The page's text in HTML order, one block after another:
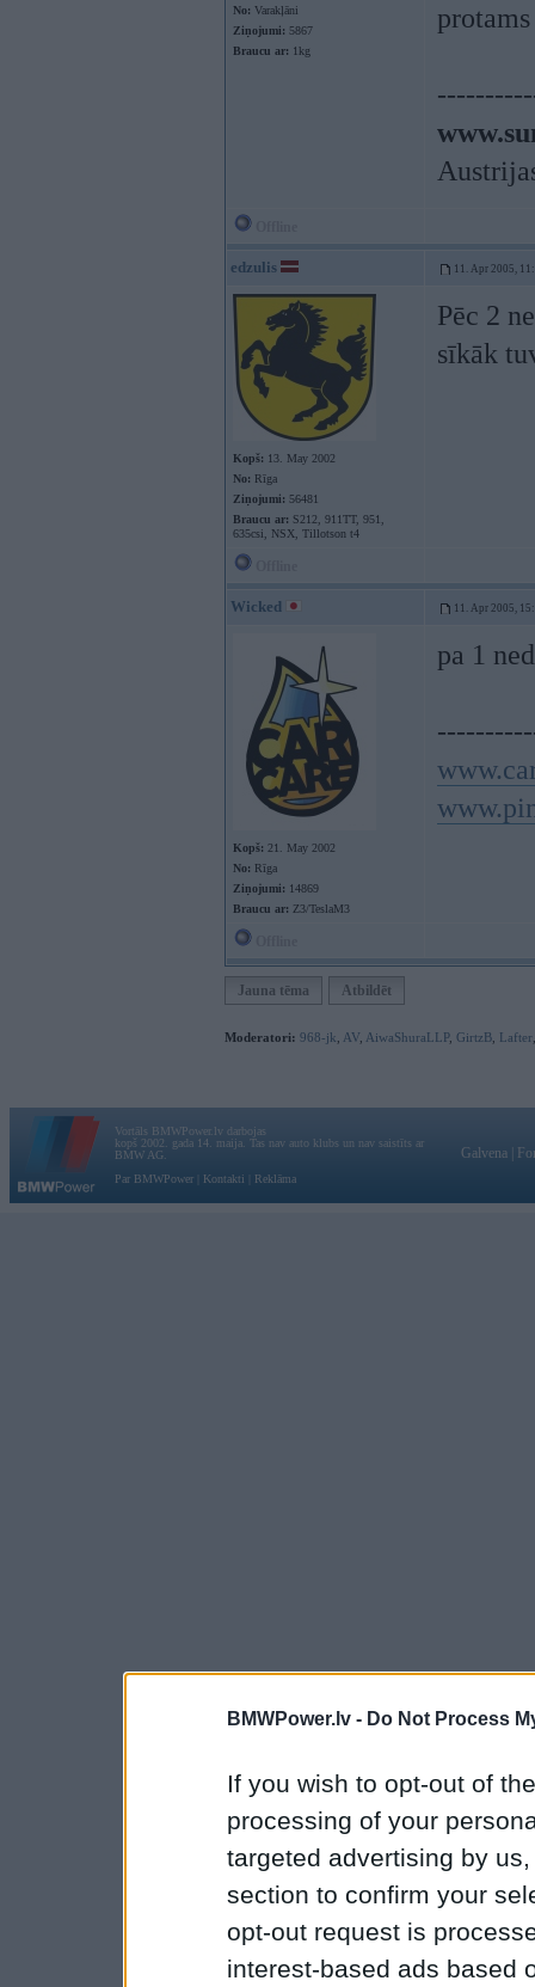
BMWPower.lv - Do Not Process
If you wish to opt-out of
processing of your
targeted advertising by
section to confirm your
opt-out request is
interest-based ads based
No: Varakļāni
Ziņojumi: 5867
Braucu ar: 1kg
edzulis 11. Apr 2005,
Kopš: 13. May 2002
No: Rīga
Ziņojumi: 56481
Braucu ar: S212, 911TT, 951,
635csi, NSX, Tillotson t4
Pēc 2
sīkāk
Wicked 11. Apr 2005,
Kopš: 21. May 2002
No: Rīga
Ziņojumi: 14869
Braucu ar: Z3/TeslaM3
pa 1
Jauna tēma Atbildēt
Moderatori: 968-jk AV AiwaShuraLLP, GirtzB Lafter
Vortāls BMWPower.lv darbojas
kopš 2002. gada 14. maija. Tas nav auto klubs un nav saistīts ar
BMW AG.
Par BMWPower
Kontakti Reklāma
Galvena